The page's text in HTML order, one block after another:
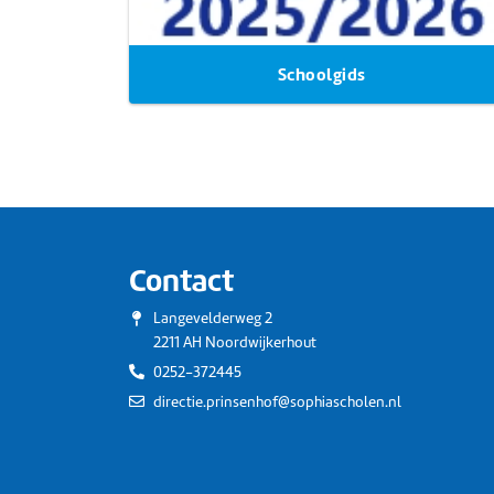
Schoolgids
Contact
Langevelderweg 2
2211 AH Noordwijkerhout
0252-372445
directie.prinsenhof@sophiascholen.nl